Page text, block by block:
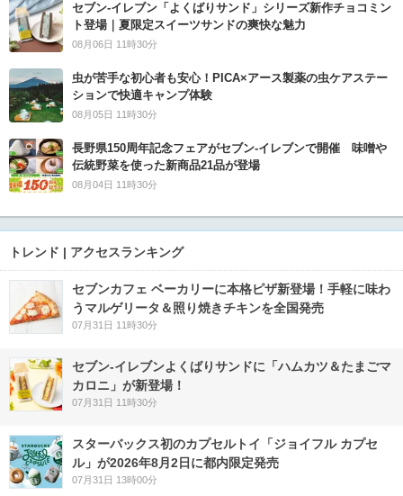
セブン‐イレブン「よくばりサンド」シリーズ新作チョコミン
ト登場｜夏限定スイーツサンドの爽快な魅力
08月06日 11時30分
虫が苦手な初心者も安心！PICA×アース製薬の虫ケアステー
ションで快適キャンプ体験
08月05日 11時30分
長野県150周年記念フェアがセブン-イレブンで開催 味噌や
伝統野菜を使った新商品21品が登場
08月04日 11時30分
トレンド | アクセスランキング
セブンカフェ ベーカリーに本格ピザ新登場！手軽に味わ
うマルゲリータ＆照り焼きチキンを全国発売
07月31日 11時30分
セブン‐イレブンよくばりサンドに「ハムカツ＆たまごマ
カロニ」が新登場！
07月31日 11時30分
スターバックス初のカプセルトイ「ジョイフル カプセ
ル」が2026年8月2日に都内限定発売
07月31日 13時00分